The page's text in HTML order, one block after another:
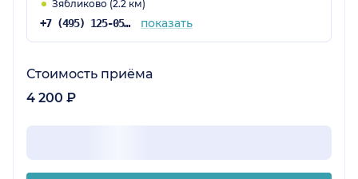
Зябликово (2.2 км)
+7 (495) 125-05-32 показать
Стоимость приёма
4 200 ₽